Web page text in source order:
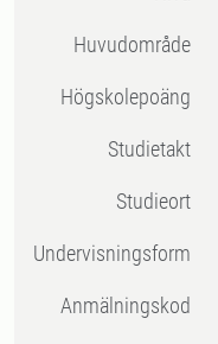
Huvudområde
högskolepoäng
Studietakt
Studieort
Undervisningsform
Anmälningskod